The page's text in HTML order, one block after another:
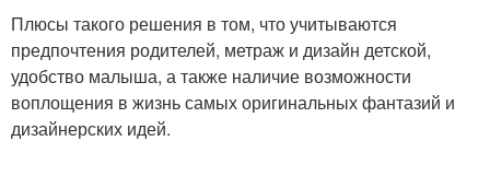
Плюсы такого решения в том, что учитываются
предпочтения родителей, метраж и дизайн детской,
удобство малыша, а также наличие возможности
воплощения в жизнь самых оригинальных фантазий и
дизайнерских идей.